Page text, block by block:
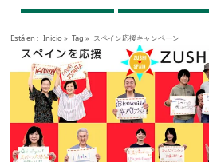
Está en : Inicio» Tag » スペイン応援キャンペーン